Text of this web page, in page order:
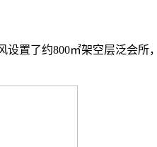
设置了约800㎡架空层泛会所